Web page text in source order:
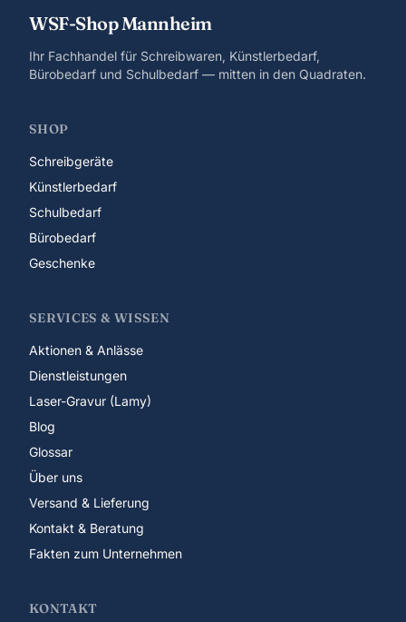
WSF-Shop Mannheim
Ihr Fachhandel für Schreibwaren, Künstlerbedarf,
Bürobedarf und Schulbedarf — mitten in den Quadraten.
SHOP
Schreibgeräte
Künstlerbedarf
Schulbedarf
Bürobedarf
Geschenke
SERVICES & WISSEN
Aktionen & Anlässe
Dienstleistungen
Laser-Gravur (Lamy)
Blog
Glossar
Über uns
Versand & Lieferung
Kontakt & Beratung
Fakten zum Unternehmen
KONTAKT